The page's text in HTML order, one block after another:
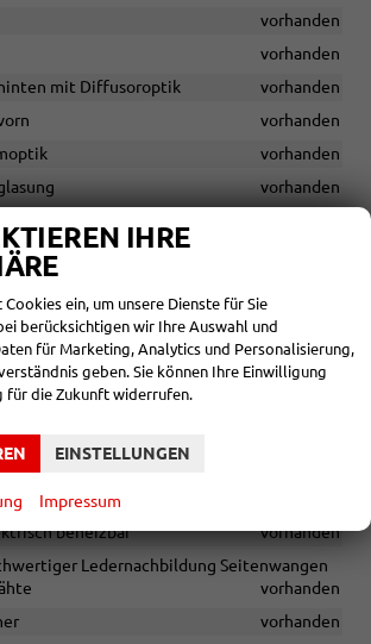
vorhanden
vorhanden
mit Diffusoroptik
vorhanden
vorhanden
vorhanden
vorhanden
und hinten, elektrisch
vorhanden
vorhanden
(ISLA)
in Wagenfarbe
der Seitenfenster
beheizbar
vorhanden
Ledernachbildung Seitenwangen
vorhanden
vorhanden
IHRE
ein, um unsere Dienste für Sie
berücksichtigen wir Ihre Auswahl und
für Marketing, Analytics und Personalisierung,
geben. Sie können Ihre Einwilligung
für die Zukunft widerrufen.
EINSTELLUNGEN
Impressum